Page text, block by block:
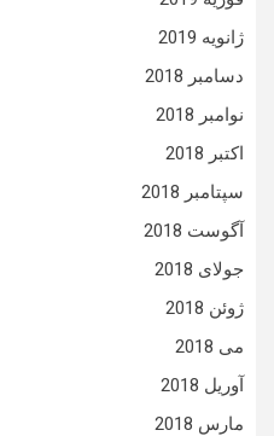
ژانویه 2019
دسامبر 2018
نوامبر 2018
اکتبر 2018
سپتامبر 2018
آگوست 2018
جولای 2018
ژوئن 2018
می 2018
آوریل 2018
مارس 2018